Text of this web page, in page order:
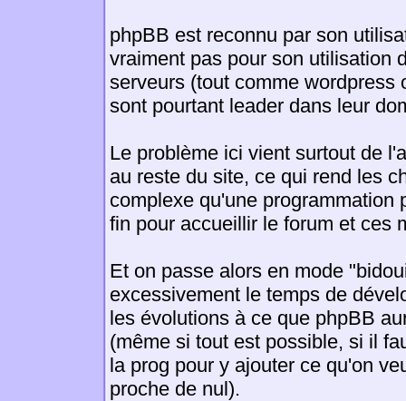
phpBB est reconnu par son
vraiment pas pour son utilisation
serveurs (tout comme wordpress
sont pourtant leader dans leur
Le problème ici vient surtout de
au reste du site, ce qui rend les
complexe qu'une programmation
fin pour accueillir le forum et ces
Et on passe alors en mode
excessivement le temps de
les évolutions à ce que phpBB
(même si tout est possible, si il
la prog pour y ajouter ce qu'on
proche de nul).